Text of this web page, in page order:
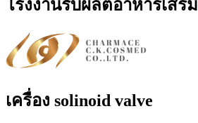
โรงงานรับผลิตอาหารเสริม
เครื่อง solinoid valve